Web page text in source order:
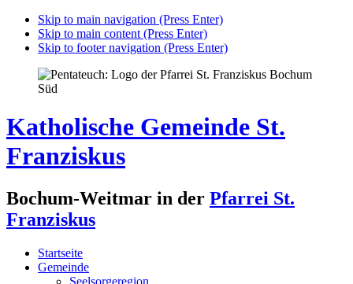
Skip to main navigation (Press Enter)
Skip to main content (Press Enter)
Skip to footer navigation (Press Enter)
Katholische Gemeinde St.
Franziskus
Bochum-Weitmar in der Pfarrei St.
Franziskus
Startseite
Gemeinde
Seelsorgeregion